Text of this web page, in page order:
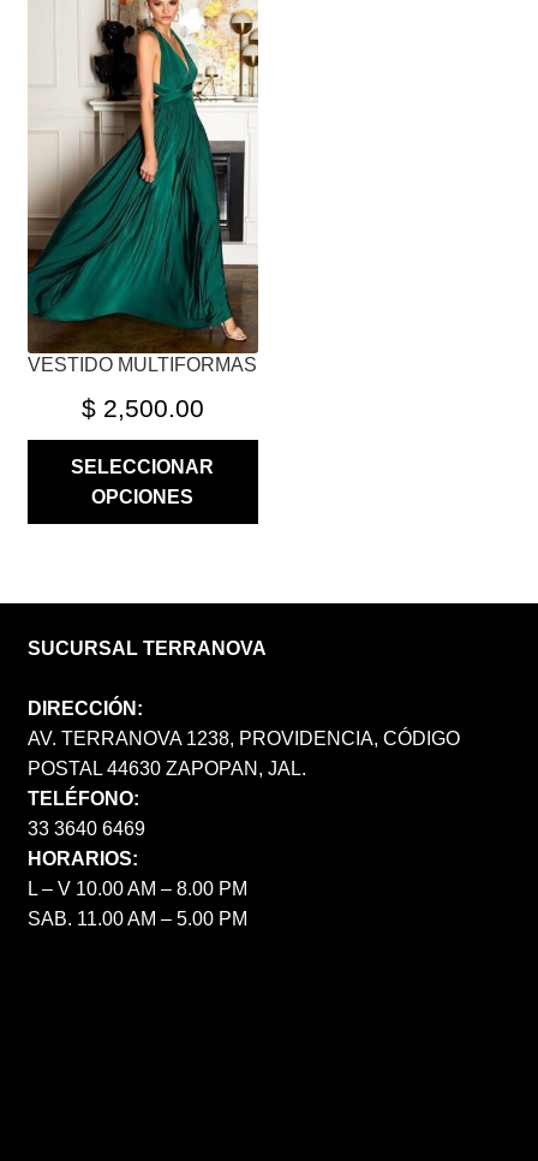
VESTIDO MULTIFORMAS
$2,500.00
SELECCIONAR
OPCIONES
PRODUCTO
MÚLTIPLES
VARIANTES.
LAS
OPCIONES
SE
PUEDEN
ELEGIR
EN
LA
PÁGINA
DE
PRODUCTO
SUCURSAL TERRANOVA
DIRECCIÓN:
AV. TERRANOVA 1238, PROVIDENCIA, CÓDIGO
POSTAL 44630 ZAPOPAN, JAL.
TELÉFONO:
33 3640 6469
HORARIOS:
L – V 10.00 AM – 8.00 PM
SAB. 11.00 AM – 5.00 PM